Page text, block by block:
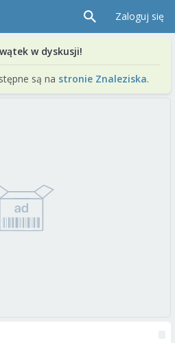
Zaloguj się
w dyskusji!
są na stronie Znaleziska.